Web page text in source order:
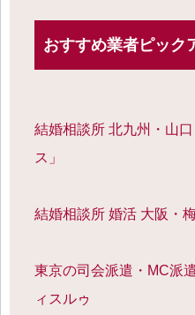
おすすめ業者ピック
結婚相談所 北九州・山
ス」
結婚相談所 婚活 大阪・
東京の司会派遣・MC派
ィスルゥ